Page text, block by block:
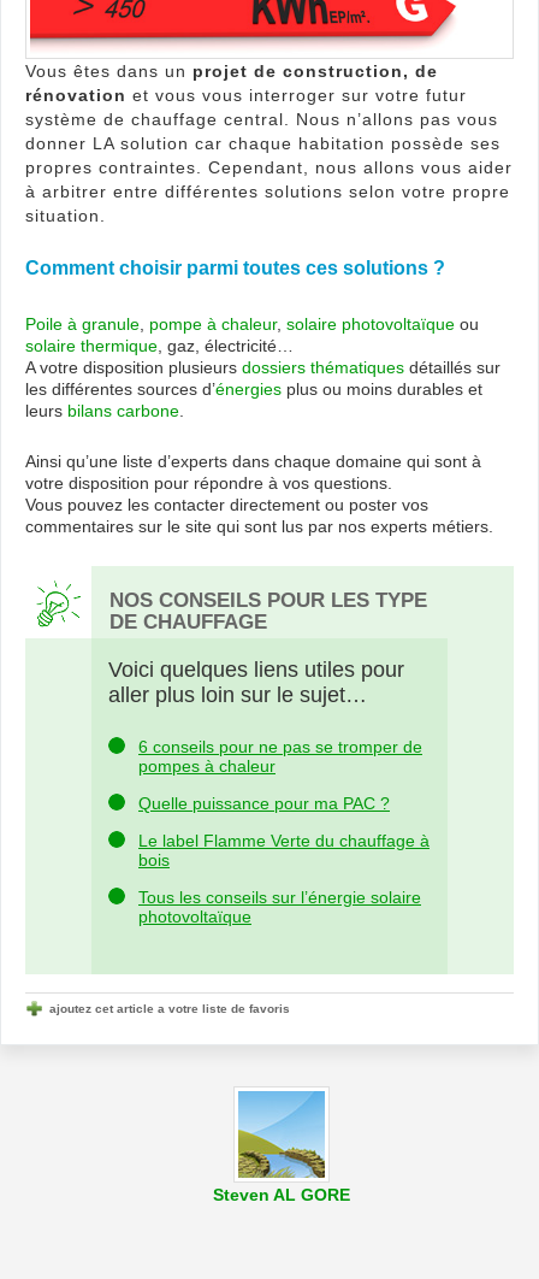
Vous êtes dans un projet de construction, de
rénovation et vous vous interroger sur votre futur
système de chauffage central. Nous n’allons pas vous
donner LA solution car chaque habitation possède ses
propres contraintes. Cependant, nous allons vous aider
à arbitrer entre différentes solutions selon votre propre
situation.
Comment choisir parmi toutes ces solutions ?
Poile à granule pompe à chaleur, solaire photovoltaïque ou
solaire thermique , gaz, électricité…
A votre disposition plusieurs dossiers thématiques détaillés sur
les différentes sources d’énergies plus ou moins durables et
leurs bilans carbone
Ainsi qu’une liste d’experts dans chaque domaine qui sont à
votre disposition pour répondre à vos questions.
Vous pouvez les contacter directement ou poster vos
commentaires sur le site qui sont lus par nos experts métiers.
NOS CONSEILS POUR LES TYPE
DE CHAUFFAGE
Voici quelques liens utiles pour
aller plus loin sur le sujet…
6 conseils pour ne pas se tromper de
pompes à chaleur
Quelle puissance pour ma PAC ?
Le label Flamme Verte du chauffage à
bois
Tous les conseils sur l’énergie solaire
photovoltaïque
ajoutez cet article a votre liste de favoris
Steven AL GORE